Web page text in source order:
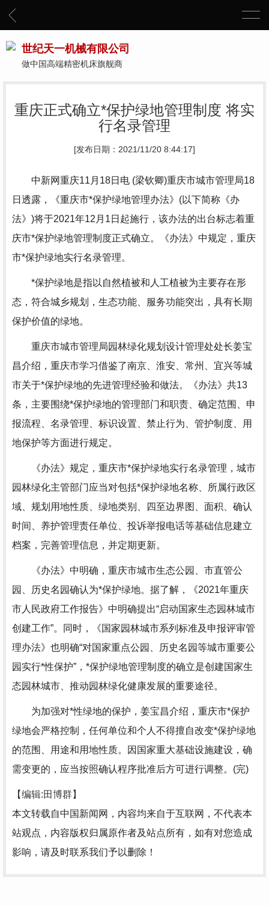
世纪天一机械有限公司
做中国高端精密机床旗舰商
重庆正式确立*保护绿地管理制度 将实
行名录管理
[发布日期：2021/11/20 8:44:17]
中新网重庆11月18日电 (梁钦卿)重庆市城市管理局18
日透露，《重庆市*保护绿地管理办法》(以下简称《办
法》)将于2021年12月1日起施行，该办法的出台标志着重
庆市*保护绿地管理制度正式确立。《办法》中规定，重庆
市*保护绿地实行名录管理。
*保护绿地是指以自然植被和人工植被为主要存在形
态，符合城乡规划，生态功能、服务功能突出，具有长期
保护价值的绿地。
重庆市城市管理局园林绿化规划设计管理处处长姜宝
昌介绍，重庆市学习借鉴了南京、淮安、常州、宜兴等城
市关于*保护绿地的先进管理经验和做法。《办法》共13
条，主要围绕*保护绿地的管理部门和职责、确定范围、申
报流程、名录管理、标识设置、禁止行为、管护制度、用
地保护等方面进行规定。
《办法》规定，重庆市*保护绿地实行名录管理，城市
园林绿化主管部门应当对包括*保护绿地名称、所属行政区
域、规划用地性质、绿地类别、四至边界图、面积、确认
时间、养护管理责任单位、投诉举报电话等基础信息建立
档案，完善管理信息，并定期更新。
《办法》中明确，重庆市城市生态公园、市直管公
园、历史名园确认为*保护绿地。据了解，《2021年重庆
市人民政府工作报告》中明确提出“启动国家生态园林城市
创建工作”。同时，《国家园林城市系列标准及申报评审管
理办法》也明确“对国家重点公园、历史名园等城市重要公
园实行*性保护”，*保护绿地管理制度的确立是创建国家生
态园林城市、推动园林绿化健康发展的重要途径。
为加强对*性绿地的保护，姜宝昌介绍，重庆市*保护
绿地会严格控制，任何单位和个人不得擅自改变*保护绿地
的范围、用途和用地性质。因国家重大基础设施建设，确
需变更的，应当按照确认程序批准后方可进行调整。(完)
【编辑:田博群】
本文转载自中国新闻网，内容均来自于互联网，不代表本
站观点，内容版权归属原作者及站点所有，如有对您造成
影响，请及时联系我们予以删除！